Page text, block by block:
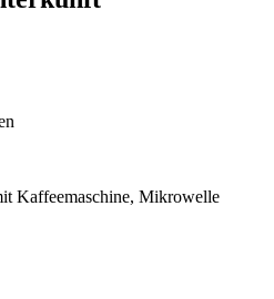
Kaffeemaschine, Mikrowelle